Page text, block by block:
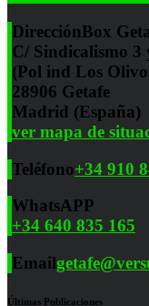
DirecciónBox
C/ Sindicalismo 3
(Pol ind Los
28906 Getafe
Madrid (España)
ver mapa de
Teléfono+34 910
WhatsAPP
+34 640 835 165
Email
Últimas Publicaciones